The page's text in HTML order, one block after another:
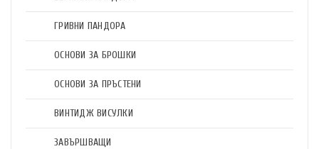
ГРИВНИ ПАНДОРА
ОСНОВИ ЗА БРОШКИ
ОСНОВИ ЗА ПРЪСТЕНИ
ВИНТИДЖ ВИСУЛКИ
ЗАВЪРШВАЩИ